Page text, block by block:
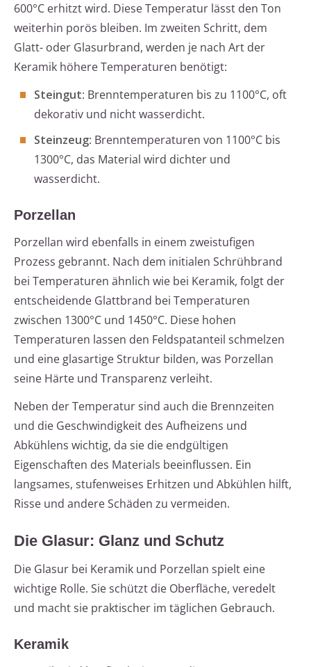
600°C erhitzt wird. Diese Temperatur lässt den Ton
weiterhin porös bleiben. Im zweiten Schritt, dem
Glatt- oder Glasurbrand, werden je nach Art der
Keramik höhere Temperaturen benötigt:
Steingut: Brenntemperaturen bis zu 1100°C, oft
dekorativ und nicht wasserdicht.
Steinzeug: Brenntemperaturen von 1100°C bis
1300°C, das Material wird dichter und
wasserdicht.
Porzellan
Porzellan wird ebenfalls in einem zweistufigen
Prozess gebrannt. Nach dem initialen Schrühbrand
bei Temperaturen ähnlich wie bei Keramik, folgt der
entscheidende Glattbrand bei Temperaturen
zwischen 1300°C und 1450°C. Diese hohen
Temperaturen lassen den Feldspatanteil schmelzen
und eine glasartige Struktur bilden, was Porzellan
seine Härte und Transparenz verleiht.
Neben der Temperatur sind auch die Brennzeiten
und die Geschwindigkeit des Aufheizens und
Abkühlens wichtig, da sie die endgültigen
Eigenschaften des Materials beeinflussen. Ein
langsames, stufenweises Erhitzen und Abkühlen hilft,
Risse und andere Schäden zu vermeiden.
Die Glasur: Glanz und Schutz
Die Glasur bei Keramik und Porzellan spielt eine
wichtige Rolle. Sie schützt die Oberfläche, veredelt
und macht sie praktischer im täglichen Gebrauch.
Keramik